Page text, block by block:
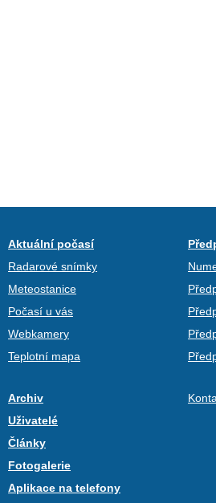
Aktuální počasí
Radarové snímky
Meteostanice
Počasí u vás
Webkamery
Teplotní mapa
Archiv
Uživatelé
Články
Fotogalerie
Aplikace na telefony